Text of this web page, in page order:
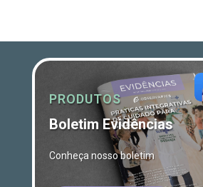
PRODUTOS
Boletim Evidências
Conheça nosso boletim